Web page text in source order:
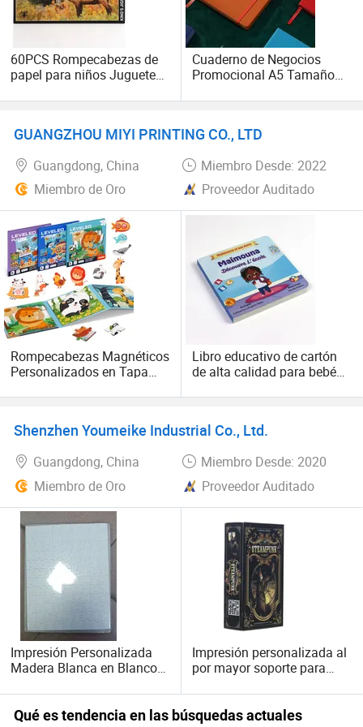
60PCS Rompecabezas de
papel para niños Juguetes
Juguete de madera
Rompecabezas Juegos
Cuaderno de Negocios
Promocional A5 Tamaño
Dura de Cuero PU Libreta
GUANGZHOU MIYI PRINTING CO., LTD
Guangdong, China
Miembro Desde: 2022
Miembro de Oro
Proveedor Auditado
Rompecabezas Magnéticos
Personalizados en Tapa
Rompecabezas para Niños
para Niños Juguetes de
Personalizada
Libro educativo de cartón
de alta calidad para bebés,
cuentos de colores, libros
niños
Shenzhen Youmeike Industrial Co., Ltd.
Guangdong, China
Miembro Desde: 2020
Miembro de Oro
Proveedor Auditado
Impresión Personalizada
Madera Blanca en Blanco
Impresión personalizada al
por mayor soporte para
juego cartas de tarot cartas
de juego cartas de tarot
Qué es tendencia en las búsquedas actuales